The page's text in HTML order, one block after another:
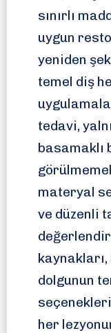
sınırlı
uygun
yeniden
temel diş
tedavi,
basamaklı
materyal
ve düzenli
dolgunun
her